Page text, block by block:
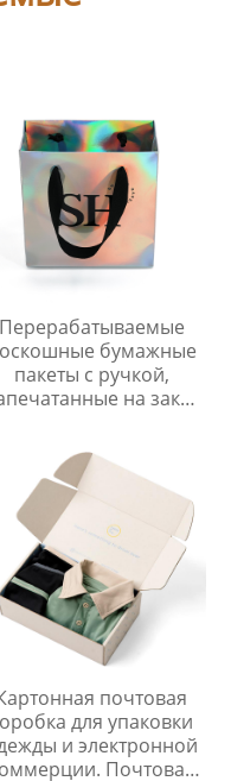
Перерабатываемые
бумажные
пакеты с ручкой,
на заказ
голографическая
подарочная упаковка
для магазина
почтовая
для упаковки
и электронной
Почтовая